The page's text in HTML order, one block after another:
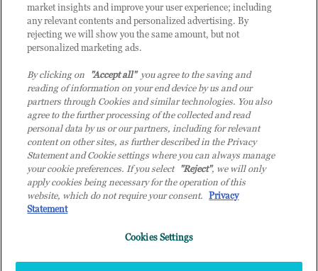
© 2026 TD SYNNEX Italy S.r.l. - Sede legale: via Luigi Russolo 9, 20138 Milano
(MI) - Numero di iscrizione al Registro delle Imprese di Milano e Codice Fiscale:
07092780159 - P.IVA: 07092780159 - Eur 12.569.000,00 i.v - TD SYNNEX e TD
in altri Paesi. Società a socio unico soggetta all’attività di direzione e coordinamento
market insights and improve your user experience; including
any relevant contents and personalized advertising. By
rejecting we will show you the same amount, but not
personalized marketing ads.
By clicking on "Accept all"you agree to the saving and
reading of information on your end device by us and our
partners through Cookies and similar technologies. You also
agree to the further processing of the collected and read
personal data by us or our partners, including for relevant
content on other sites, as further described in the Privacy
Statement and Cookie settings where you can always manage
your cookie preferences. If you select "Reject", we will only
apply cookies being necessary for the operation of this
website, which do not require your consent. Privacy
Statement
Cookies Settings